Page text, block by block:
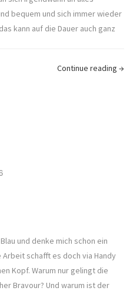
bequem und sich immer wieder
kann auf die Dauer auch ganz
Continue reading →
und denke mich schon ein
Arbeit schafft es doch via Handy
Kopf. Warum nur gelingt die
Bravour? Und warum ist der